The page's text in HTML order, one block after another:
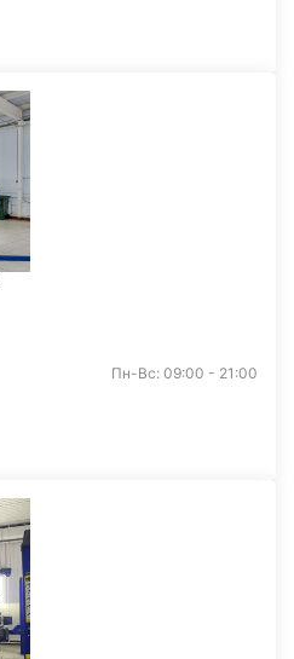
Пн-Вс: 09:00 - 21:00